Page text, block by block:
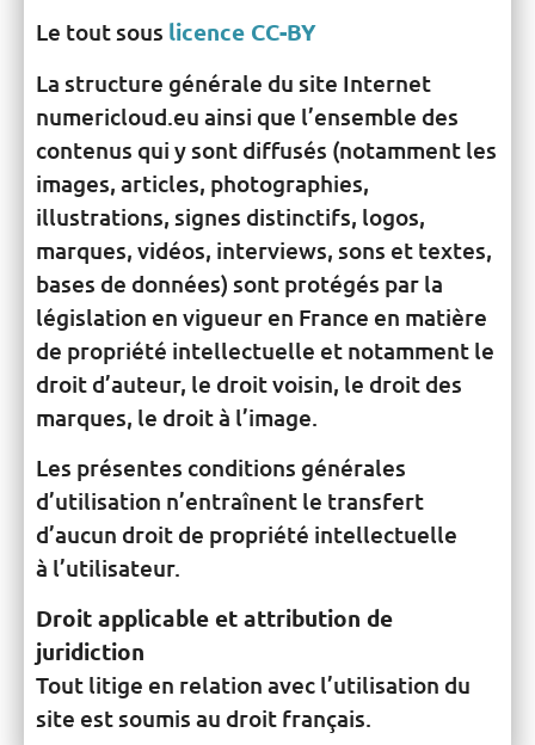
Le tout sous licence CC-BY
La structure générale du site Internet
numericloud.eu ainsi que l’ensemble des
contenus qui y sont diffusés (notamment les
images, articles, photographies,
illustrations, signes distinctifs, logos,
marques, vidéos, interviews, sons et textes,
bases de données) sont protégés par la
législation en vigueur en France en matière
de propriété intellectuelle et notamment le
droit d’auteur, le droit voisin, le droit des
marques, le droit à l’image.
Les présentes conditions générales
d’utilisation n’entraînent le transfert
d’aucun droit de propriété intellectuelle
à l’utilisateur.
Droit applicable et attribution de
juridiction
Tout litige en relation avec l’utilisation du
site est soumis au droit français.